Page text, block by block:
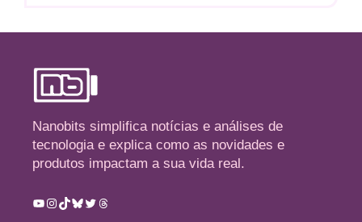
Nanobits simplifica notícias e análises de
tecnologia e explica como as novidades e
produtos impactam a sua vida real.
Youtube
Instagram
TikTok
Bluesky
TwitterThreads